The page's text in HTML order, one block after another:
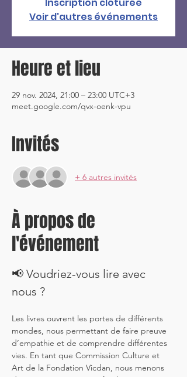
Voir d'autres événements
Heure et lieu
29 nov. 2024, 21:00 – 23:00 UTC+3
meet.google.com/qvx-oenk-vpu
Invités
+ 6 autres invités
À propos de
l'événement
📢 Voudriez-vous lire avec
nous ?
Les livres ouvrent les portes de différents
mondes, nous permettant de faire preuve
d’empathie et de comprendre différentes
vies. En tant que Commission Culture et
Art de la Fondation Vicdan, nous menons